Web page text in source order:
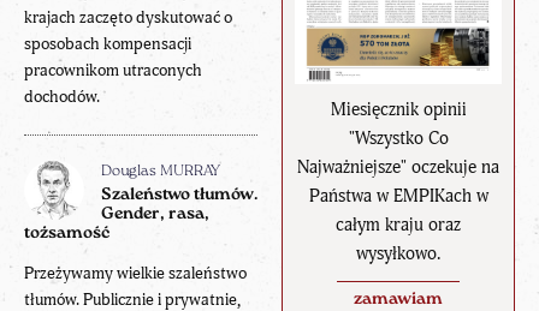
Miesięcznik opinii
"Wszystko Co
Najważniejsze" oczekuje na
Państwa w EMPIKach w
całym kraju oraz
wysyłkowo.
zamawiam
krajach zaczęto dyskutować o
sposobach kompensacji
pracownikom utraconych
dochodów.
Douglas MURRAY
Szaleństwo tłumów.
Gender, rasa,
tożsamość
Przeżywamy wielkie szaleństwo
tłumów. Publicznie i prywatnie,